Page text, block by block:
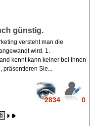
günstig.
versteht man die
wird. 1.
kennt kann keiner bei ihnen
präsentieren Sie...
2834 0
6